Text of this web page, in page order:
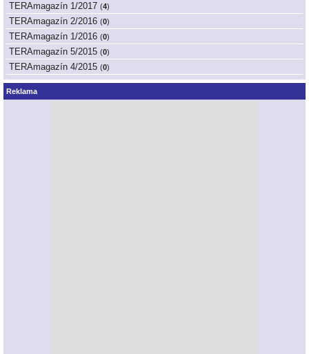
TERAmagazín 1/2017 (4)
TERAmagazín 2/2016 (0)
TERAmagazín 1/2016 (0)
TERAmagazín 5/2015 (0)
TERAmagazín 4/2015 (0)
Reklama